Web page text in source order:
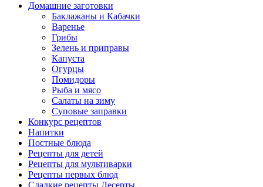
Домашние заготовки
Баклажаны и Кабачки
Варенье
Грибы
Зелень и приправы
Капуста
Огурцы
Помидоры
Рыба и мясо
Салаты на зиму
Суповые заправки
Конкурс рецептов
Напитки
Постные блюда
Рецепты для детей
Рецепты для мультиварки
Рецепты первых блюд